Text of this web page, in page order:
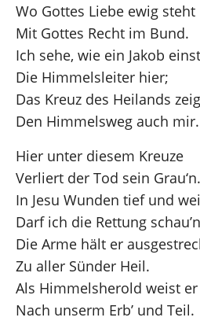
Wo Gottes Liebe ewig steht
Mit Gottes Recht im Bund.
Ich sehe, wie ein Jakob
Die Himmelsleiter hier;
Das Kreuz des Heilands
Den Himmelsweg auch mir.
Hier unter diesem Kreuze
Verliert der Tod sein Grau‘n.
In Jesu Wunden tief und
Darf ich die Rettung
Die Arme hält er
Zu aller Sünder Heil.
Als Himmelsherold weist
Nach unserm Erb’ und Teil.